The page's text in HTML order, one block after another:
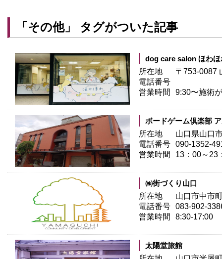
「その他」 タグがついた記事
dog care salon ほわほ
所在地
〒753-0087
電話番号
営業時間
9:30〜施術
ボードゲーム倶楽部
所在地
山口県山口
電話番号 090-1352-
営業時間
13：00～23
㈱街づくり山口
所在地
山口市中市
電話番号 083-902-
営業時間
8:30-17:00
太陽堂旅館